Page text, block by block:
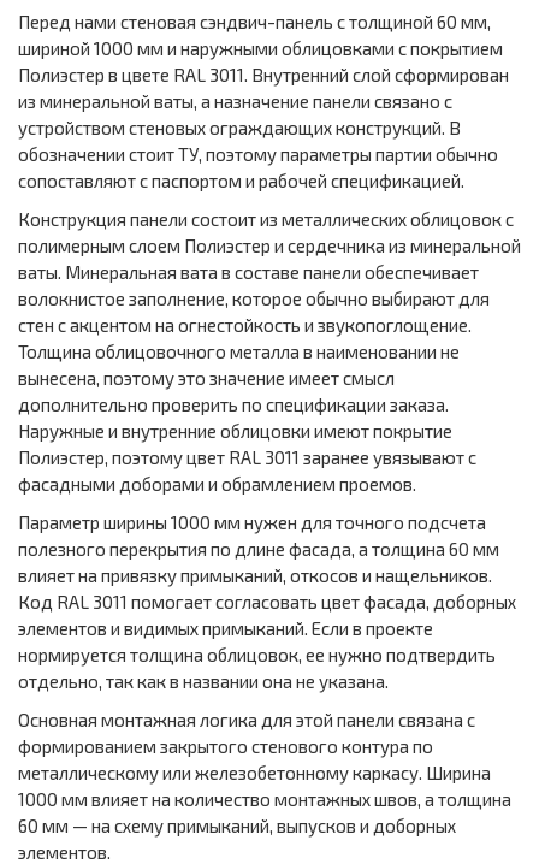
Перед нами стеновая сэндвич-панель с толщиной 60 мм,
шириной 1000 мм и наружными облицовками с покрытием
Полиэстер в цвете RAL 3011. Внутренний слой сформирован
из минеральной ваты, а назначение панели связано с
устройством стеновых ограждающих конструкций. В
обозначении стоит ТУ, поэтому параметры партии обычно
сопоставляют с паспортом и рабочей спецификацией.
Конструкция панели состоит из металлических облицовок с
полимерным слоем Полиэстер и сердечника из минеральной
ваты. Минеральная вата в составе панели обеспечивает
волокнистое заполнение, которое обычно выбирают для
стен с акцентом на огнестойкость и звукопоглощение.
Толщина облицовочного металла в наименовании не
вынесена, поэтому это значение имеет смысл
дополнительно проверить по спецификации заказа.
Наружные и внутренние облицовки имеют покрытие
Полиэстер, поэтому цвет RAL 3011 заранее увязывают с
фасадными доборами и обрамлением проемов.
Параметр ширины 1000 мм нужен для точного подсчета
полезного перекрытия по длине фасада, а толщина 60 мм
влияет на привязку примыканий, откосов и нащельников.
Код RAL 3011 помогает согласовать цвет фасада, доборных
элементов и видимых примыканий. Если в проекте
нормируется толщина облицовок, ее нужно подтвердить
отдельно, так как в названии она не указана.
Основная монтажная логика для этой панели связана с
формированием закрытого стенового контура по
металлическому или железобетонному каркасу. Ширина
1000 мм влияет на количество монтажных швов, а толщина
60 мм — на схему примыканий, выпусков и доборных
элементов.